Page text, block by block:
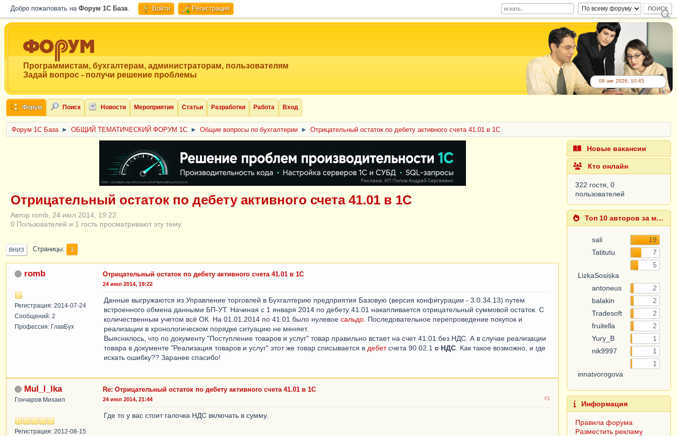
Добро пожаловать на Форум 1C База. Войти Регистрация
Программистам, бухгалтерам, администраторам, пользователям
Задай вопрос - получи решение проблемы
08 авг 2026, 10:45
Форум Поиск Новости Мероприятия Статьи Разработки Работа Вход
Форум 1C База ► ОБЩИЙ ТЕМАТИЧЕСКИЙ ФОРУМ 1С ► Общие вопросы по бухгалтерии ► Отрицательный остаток по дебету активного счета 41.01 в 1С
ERID: CQH36pWzJqVJD4xVLsnhcU4hVPNjkBZe8KKxjJiYySyZAz
Отрицательный остаток по дебету активного счета 41.01 в 1С
Автор romb, 24 июл 2014, 19:22
0 Пользователей и 1 гость просматривают эту тему.
ВНИЗ Страницы 1
romb
Регистрация: 2014-07-24
Сообщений: 2
Профессия: ГлавБух
Отрицательный остаток по дебету активного счета 41.01 в 1С
24 июл 2014, 19:22
Данные выгружаются из Управление торговлей в Бухгалтерию предприятия Базовую (версия конфигурации - 3.0.34.13) путем
встроенного обмена данными БП-УТ. Начиная с 1 января 2014 по дебету 41.01 накапливается отрицательный суммовой остаток. С
количественным учетом всё ОК. На 01.01.2014 по 41.01 было нулевое сальдо . Последовательное перепроведение покупок и
реализации в хронологическом порядке ситуацию не меняет.
Выяснилось, что по документу "Поступление товаров и услуг" товар правильно встает на счет 41.01 без НДС. А в случае реализации
товара в документе "Реализация товаров и услуг" этот же товар списывается в дебетсчета 90.02.1 с НДС . Как такое возможно, и где
искать ошибку?? Заранее спасибо!
MuI_I_Ika
Гончаров Михаил
Регистрация: 2012-08-15
Re: Отрицательный остаток по дебету активного счета 41.01 в 1С
#1
24 июл 2014, 21:44
Где то у вас стоит галочка НДС включать в сумму.
Новые вакансии
Кто онлайн
322 гостя, 0
пользователей
Топ 10 авторов за месяц
sali
19
Tatitutu
7
LizkaSosiska
5
antoneus
2
balakin
2
Tradesoft
2
fruitella
2
Yury_B
1
nik9997
1
innatvorogova
1
Информация
Правила форума
Разместить рекламу